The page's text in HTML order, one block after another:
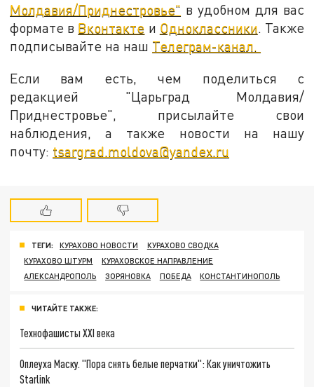
Молдавия/Приднестровье" в удобном для вас
формате в Вконтакте и Одноклассники. Также
подписывайте на наш Телеграм-канал.
Если вам есть, чем поделиться с
редакцией "Царьград Молдавия/
Приднестровье", присылайте свои
наблюдения, а также новости на нашу
почту: tsargrad.moldova@yandex.ru
ТЕГИ: КУРАХОВО НОВОСТИ
КУРАХОВО СВОДКА
КУРАХОВО ШТУРМ
КУРАХОВСКОЕ НАПРАВЛЕНИЕ
АЛЕКСАНДРОПОЛЬ
ЗОРЯНОВКА ПОБЕДА КОНСТАНТИНОПОЛЬ
ЧИТАЙТЕ ТАКЖЕ:
Технофашисты XXI века
Оплеуха Маску. "Пора снять белые перчатки": Как уничтожить
Starlink